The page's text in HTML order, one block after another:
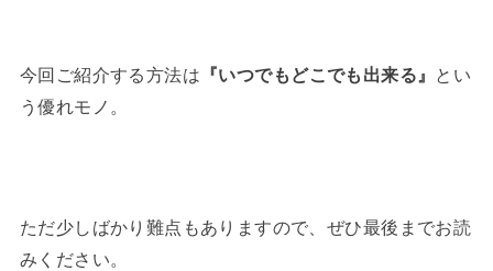
今回ご紹介する方法は 『いつでもどこでも出来る』 とい
う優れモノ。
ただ少しばかり難点もありますので、ぜひ最後までお読
みください。